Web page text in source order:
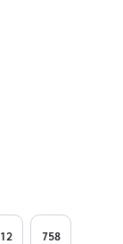
758